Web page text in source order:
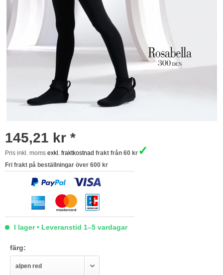
145,21 kr *
Pris inkl. moms exkl. fraktkostnad frakt från 60 kr ✓
Fri frakt på beställningar över 600 kr
I lager • Leveranstid 1–5 vardagar
färg: